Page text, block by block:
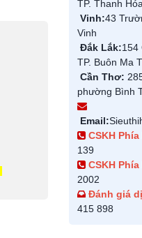
TP. Thanh Hóa
Vinh:43
Vinh
Đắk Lắk:154
TP. Buôn Ma
Cần Thơ:
phường Bình
Email:
CSKH Phía
139
CSKH Phía
2002
Đánh giá
415 898